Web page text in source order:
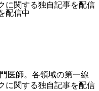
に関する独自記事を配信
配信中
医師。各領域の第一線
に関する独自記事を配信